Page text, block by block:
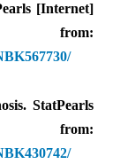
[Internet]
from:
StatPearls
from: